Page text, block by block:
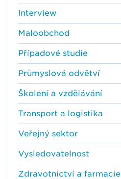
Interview
Maloobchod
Případové studie
Průmyslová odvětví
Školení a vzdělávání
Transport a logistika
Veřejný sektor
Vysledovatelnost
Zdravotnictví a farmacie